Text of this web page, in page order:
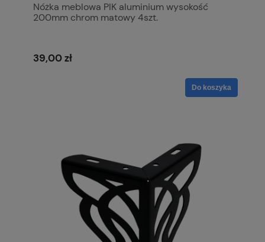
Nóżka meblowa PIK aluminium wysokość
200mm chrom matowy 4szt.
39,00 zł
Do koszyka